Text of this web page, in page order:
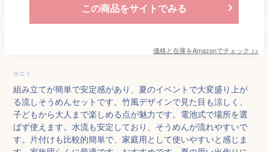
この商品をサイトでみる
価格と在庫をAmazonでチェック >>
ホエイ
組み立てが簡単で安定感があり、夏のイベントで大変盛り上が
る流しそうめんセットです。竹風デザインで見た目も涼しく、
子どもから大人まで楽しめる点が魅力です。電池式で場所を選
ばず使えます。水流も安定しており、そうめんが流れやすいで
す。片付けも比較的簡単で、家庭用として使いやすいと感じま